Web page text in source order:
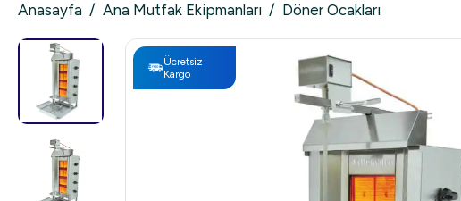
Anasayfa / Ana Mutfak Ekipmanları / Döner Ocakları
Ücretsiz
Kargo